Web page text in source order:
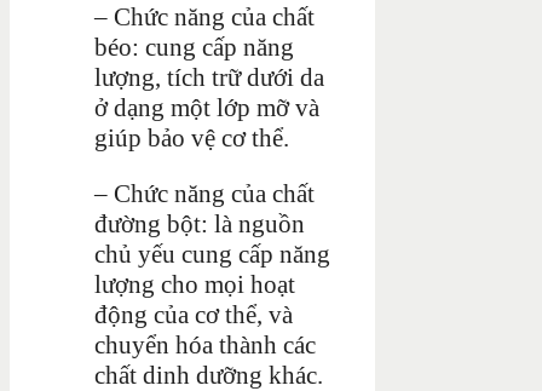
– Chức năng của chất
béo: cung cấp năng
lượng, tích trữ dưới da
ở dạng một lớp mỡ và
giúp bảo vệ cơ thể.
– Chức năng của chất
đường bột: là nguồn
chủ yếu cung cấp năng
lượng cho mọi hoạt
động của cơ thể, và
chuyển hóa thành các
chất dinh dưỡng khác.